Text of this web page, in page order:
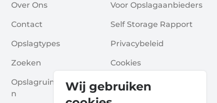
Wij gebruiken
Over Ons
Contact
Opslagtypes
Zoeken
Opslagruimte Aanvrage
N
Voor Opslagaanbieders
Self Storage Rapport
Privacybeleid
Cookies
Algemene Voorwaarde
N